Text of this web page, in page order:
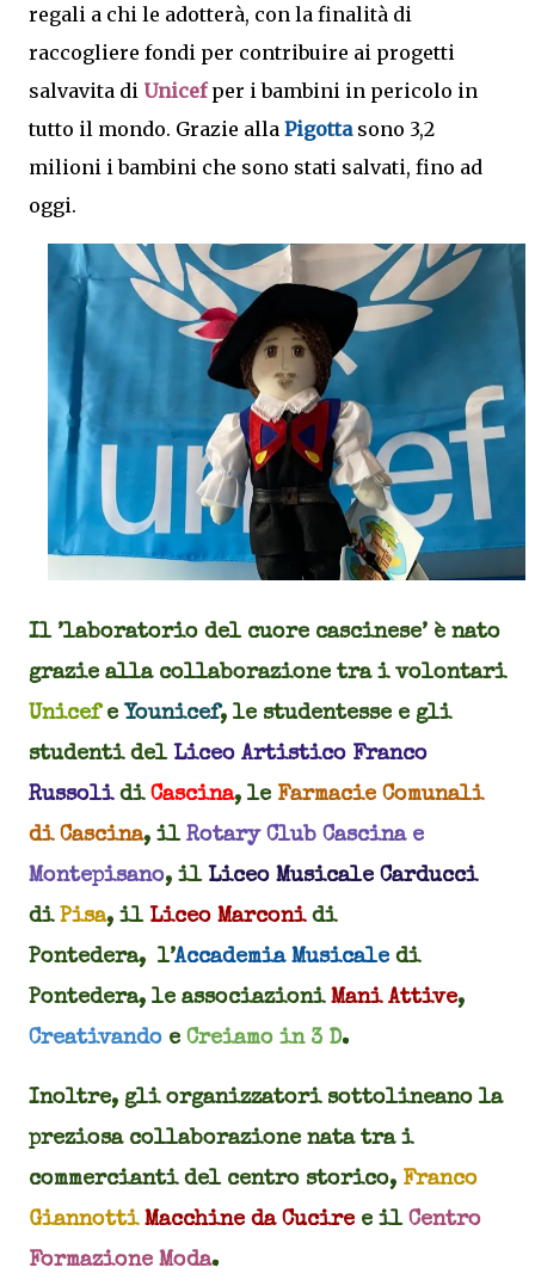
regali a chi le adotterà, con la finalità di
raccogliere fondi per contribuire ai progetti
salvavita di Unicefper i bambini in pericolo in
tutto il mondo. Grazie alla Pigottasono 3,2
milioni i bambini che sono stati salvati, fino ad
oggi.
Il ’laboratorio del cuore cascinese’ è nato
grazie alla collaborazione tra i volontari
Unicefe Younicef, le studentesse e gli
studenti del Liceo Artistico Franco
Russolidi Cascina, le Farmacie Comunali
di Cascina, il Rotary Club Cascina e
Montepisano, il Liceo Musicale Carducci
di Pisa, il Liceo Marconidi
Pontedera, l’Accademia Musicale di
Pontedera, le associazioni Mani Attive,
Creativando e Creiamo in 3 D.
Inoltre, gli organizzatori sottolineano la
preziosa collaborazione nata tra i
commercianti del centro storico, Franco
Giannotti Macchine da Cucire e il Centro
Formazione Moda.